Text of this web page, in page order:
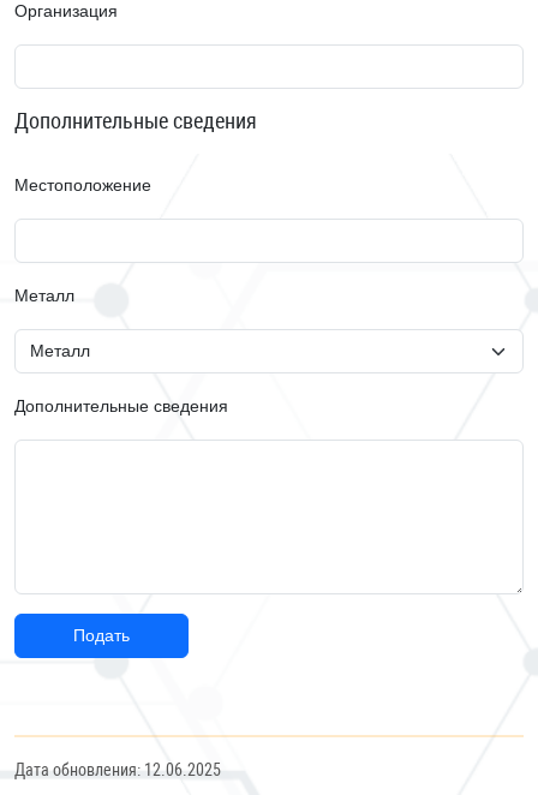
Организация
Дополнительные сведения
Местоположение
Металл
Дополнительные сведения
Подать
Дата обновления: 12.06.2025